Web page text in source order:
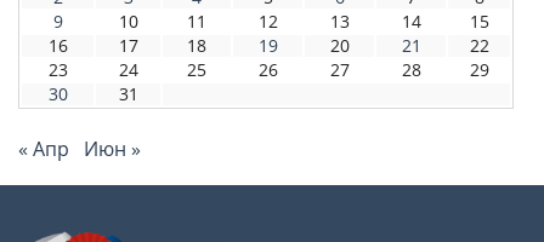
9
10 11 12 13 14
15
16
17 18 19 20 21
22
23
24 25 26 27 28
29
30
31
« Апр Июн »